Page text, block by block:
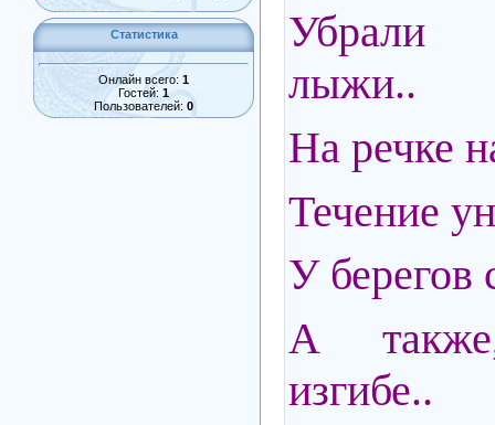
Статистика
Онлайн всего: 1
Гостей: 1
Пользователей: 0
Убрали
лыжи..
На речке
Течение
У берегов
А
изгибе..